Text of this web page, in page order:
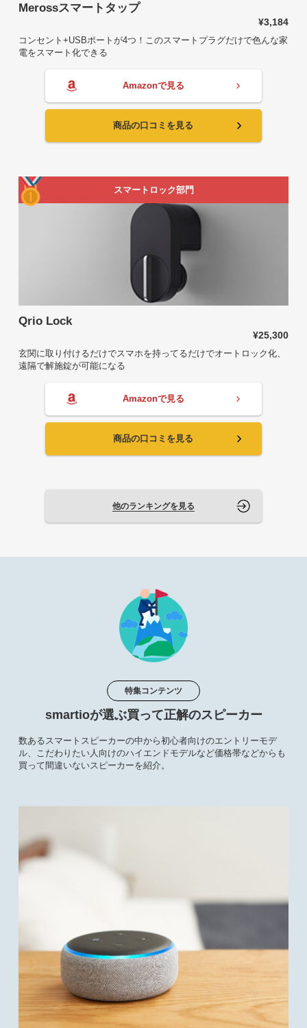
Merossスマートタップ
¥3,184
コンセント+USBポートが4つ！このスマートプラグだけで色んな家
電をスマート化できる
Amazonで見る
商品の口コミを見る
スマートロック部門
Qrio Lock
¥25,300
玄関に取り付けるだけでスマホを持ってるだけでオートロック化、
遠隔で解施錠が可能になる
Amazonで見る
商品の口コミを見る
他のランキングを見る
特集コンテンツ
smartioが選ぶ買って正解のスピーカー
数あるスマートスピーカーの中から初心者向けのエントリーモデ
ル、こだわりたい人向けのハイエンドモデルなど価格帯などからも
買って間違いないスピーカーを紹介。